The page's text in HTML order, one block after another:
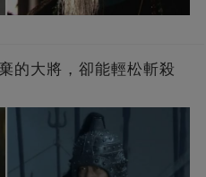
的大將，卻能輕松斬殺